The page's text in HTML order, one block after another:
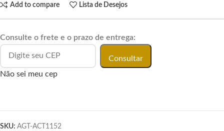
Add to compare Lista de Desejos
Consulte o frete e o prazo de entrega:
Consultar
Não sei meu cep
SKU: AGT-ACT1152